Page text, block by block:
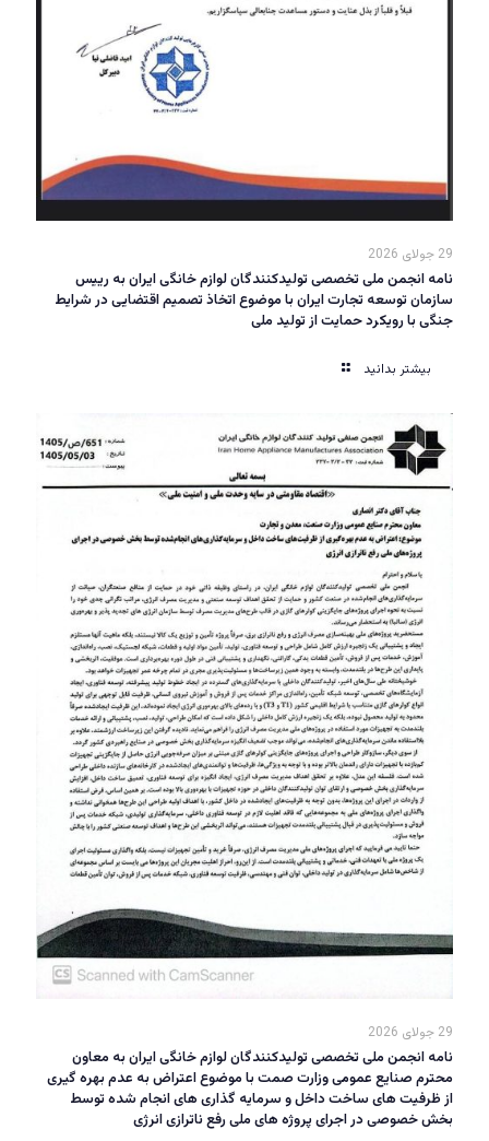
29 جولای 2026
نامه انجمن ملی تخصصی تولیدکنندگان لوازم خانگی ایران به رییس
سازمان توسعه تجارت ایران با موضوع اتخاذ تصمیم اقتضایی در شرایط
جنگی با رویکرد حمایت از تولید ملی
بیشتر بدانید
29 جولای 2026
نامه انجمن ملی تخصصی تولیدکنندگان لوازم خانگی ایران به معاون
محترم صنایع عمومی وزارت صمت با موضوع اعتراض به عدم بهره گیری
از ظرفیت های ساخت داخل و سرمایه گذاری های انجام شده توسط
بخش خصوصی در اجرای پروژه های ملی رفع ناترازی انرژی